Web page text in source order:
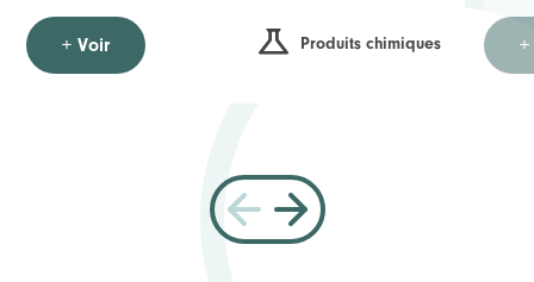
+ Voir Produits chimiques